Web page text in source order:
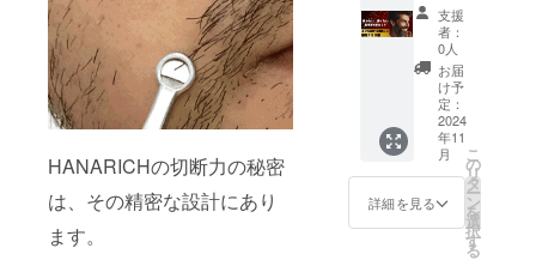
HANARICHの切断力の秘密
は、その精密な設計にあり
ます。
HANAR
ICH専用
ケース
を、ご
支援い
ただき
ました
方全員
に提供
いたし
ます。
証につ
いて＞
万が一
商品が
破損・
汚損し
ていた
場合
は、返
品・交
換をさ
せてい
ただき
支援
者：
0人
お届
け予
定：
2024
年11
月
詳細を見る
こ
の
リ
タ
ー
ン
を
選
択
す
る